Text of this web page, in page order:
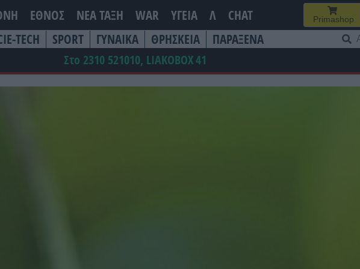
ΕΘΝΟΣ ΝΕΑ ΤΆΞΗ WAR ΥΓΕΙΑ Λ CHAT Primashop
TECH SPORT ΓΥΝΑΙΚΑ ΘΡΗΣΚΕΙΑ ΠΑΡΑΞΕΝΑ
Στο 2310 521010, LIAKOBOX41